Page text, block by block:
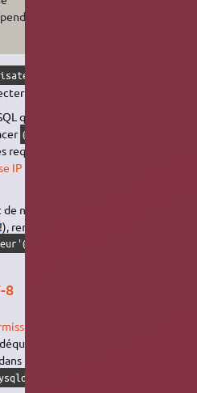
de sa
que depuis la machine locale.
qui soit autorisé à se
@'localhost'
requêtes le concernant, où
IP
n'importe quel emplacement
!), remplacer l'adresse IP par le
8
administrateur
(ne pas hésiter à les
le fichier